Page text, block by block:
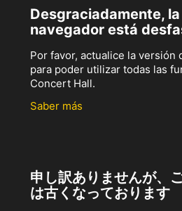
Desgraciadamente,
navegador está
Por favor, actualice la versión
para poder utilizar todas las
Concert Hall.
Saber más
申し訳ありませんが、
は古くなっております